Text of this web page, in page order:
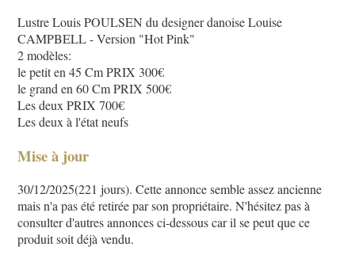
Lustre Louis POULSEN du designer danoise Louise
CAMPBELL - Version "Hot Pink"
2 modèles:
le petit en 45 Cm PRIX 300€
le grand en 60 Cm PRIX 500€
Les deux PRIX 700€
Les deux à l'état neufs
Mise à jour
30/12/2025(221 jours). Cette annonce semble assez ancienne
mais n'a pas été retirée par son propriétaire. N'hésitez pas à
consulter d'autres annonces ci-dessous car il se peut que ce
produit soit déjà vendu.